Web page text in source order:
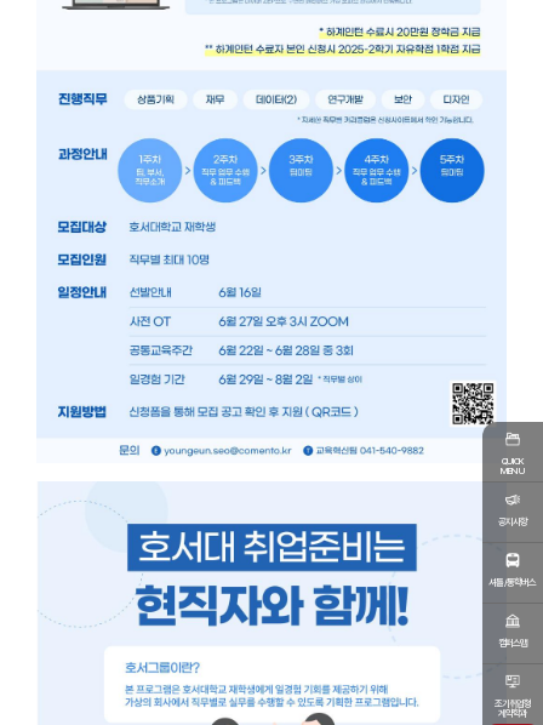
QUICK
MENU
공지사항
셔틀/통학버스
캠퍼스맵
조기취업형
계약학과